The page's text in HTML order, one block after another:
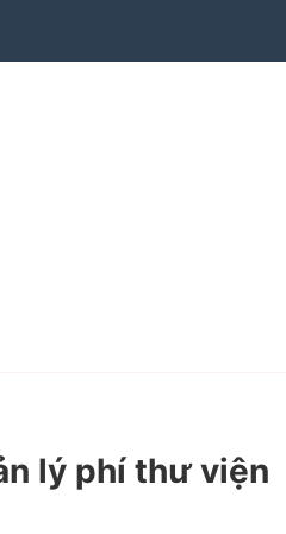
lý phí thư viện